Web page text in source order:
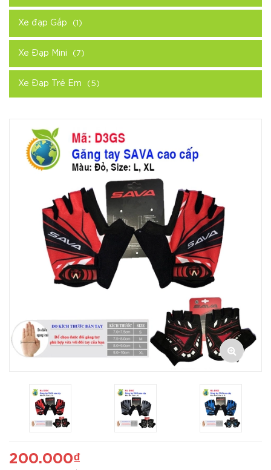
Xe đạp Gấp (1)
Xe Đạp Mini (7)
Xe Đạp Trẻ Em (5)
200.000₫